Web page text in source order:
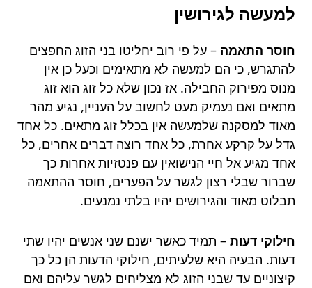
למעשה לגירושין
חוסר התאמה – על פי רוב יחליטו בני הזוג החפצים
להתגרש, כי הם למעשה לא מתאימים וכעל כן אין
מנוס מפירוק החבילה. אז נכון שלא כל זוג הוא זוג
מתאים ואם נעמיק מעט לחשוב על העניין, נגיע מהר
מאוד למסקנה שלמעשה אין בכלל זוג מתאים. כל אחד
גדל על קרקע אחרת, כל אחד רוצה דברים אחרים, כל
אחד מגיע אל חיי הנישואין עם פנטזיות אחרות כך
שברור שבלי רצון לגשר על הפערים, חוסר ההתאמה
תבלוט מאוד והגירושים יהיו בלתי נמנעים.
חילוקי דעות – תמיד כאשר ישנם שני אנשים יהיו שתי
דעות. הבעיה היא שלעיתים, חילוקי הדעות הן כל כך
קיצוניים עד שבני הזוג לא מצליחים לגשר עליהם ואם